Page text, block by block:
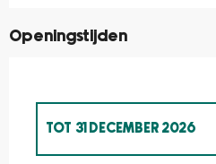
Openingstijden
TOT 31 DECEMBER 2026